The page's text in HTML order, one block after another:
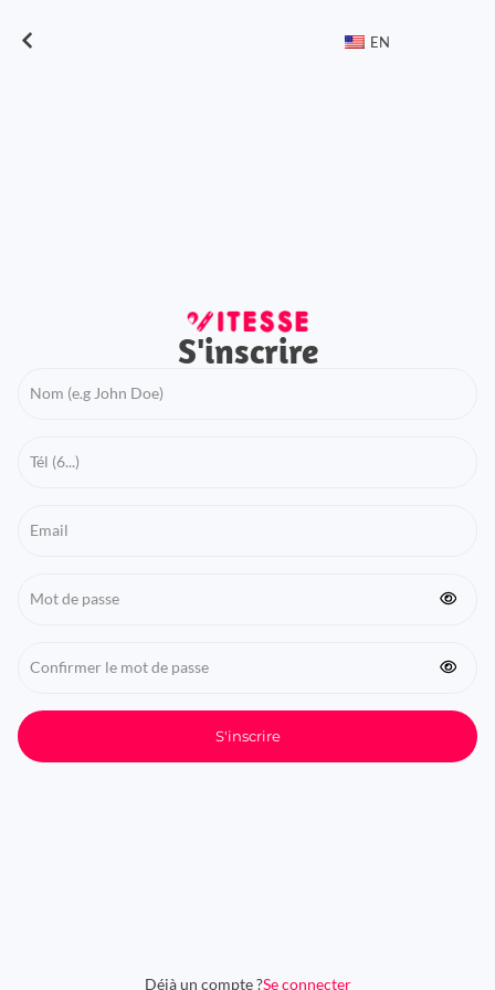
EN
S'inscrire
Name
Tél
Email
Password
Confirm
S'inscrire
Déjà un compte ?Se connecter